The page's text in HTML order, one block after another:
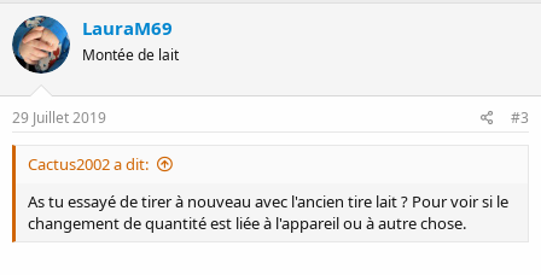
LauraM69
Montée de lait
29 Juillet 2019 #3
Cactus2002 a dit:
As tu essayé de tirer à nouveau avec l'ancien tire lait ? Pour voir si le
changement de quantité est liée à l'appareil ou à autre chose.